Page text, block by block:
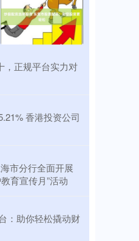
，正规平台实力对
香港投资公司
市分行全面开展
育宣传月”活动
：助你轻松撬动财